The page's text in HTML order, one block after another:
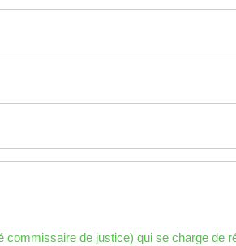
commissaire de justice) qui se charge de